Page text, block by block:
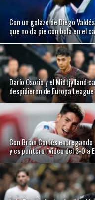
Con un golazo de Diego
que no da pie con bola en el
Darío Osorio y el Midtjylland
despidieron de Europa League
Con Brian Cortés
y es puntero (Video del 3-0 a